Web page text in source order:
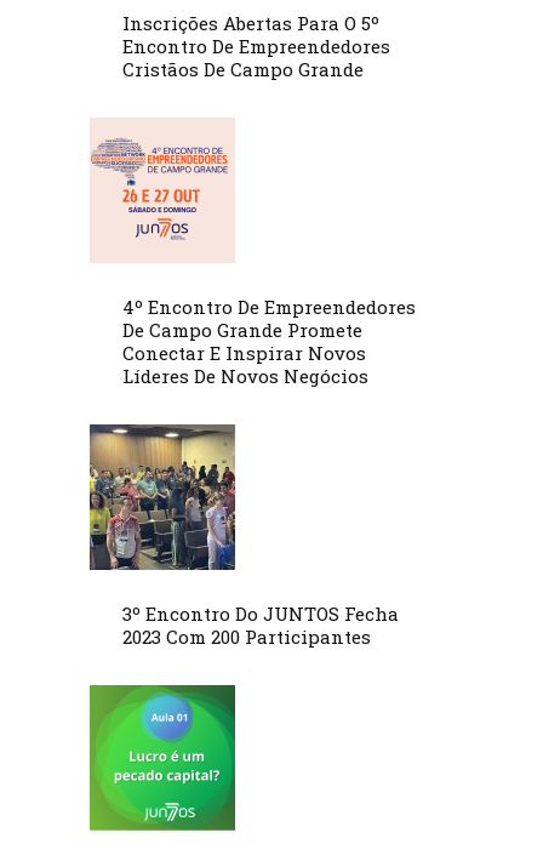
Inscrições Abertas Para O 5º
Encontro De Empreendedores
Cristãos De Campo Grande
4º Encontro De Empreendedores
De Campo Grande Promete
Conectar E Inspirar Novos
Líderes De Novos Negócios
3º Encontro Do JUNTOS Fecha
2023 Com 200 Participantes